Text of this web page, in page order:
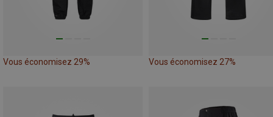
Vous économisez 29% Vous économisez 27%